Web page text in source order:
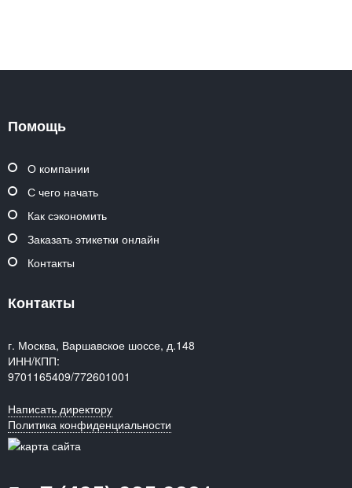
Помощь
О компании
С чего начать
Как сэкономить
Заказать этикетки онлайн
Контакты
Контакты
г. Москва, Варшавское шоссе, д.148
ИНН/КПП:
9701165409/772601001
Написать директору
Политика конфиденциальности